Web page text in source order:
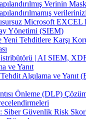
Verinin
Microsoft EXCEL
Yönetimi (SIEM)
Yeni Tehditlere Karşı
| AI SIEM,
ve Yanıt
Algılama ve Yanıt
Önleme (DLP)
Siber Güvenlik Risk